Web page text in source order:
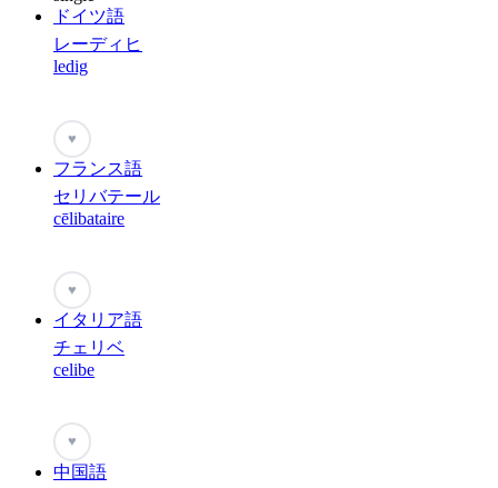
ドイツ語
レーディヒ
ledig
♥
フランス語
セリバテール
cēlibataire
♥
イタリア語
チェリベ
celibe
♥
中国語